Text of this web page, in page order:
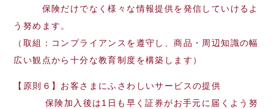
保険だけでなく様々な情報提供を発信していけるよ
う努めます。
（取組：コンプライアンスを遵守し、商品・周辺知識の幅
広い観点から十分な教育制度を構築します）
【原則６】お客さまにふさわしいサービスの提供
保険加入後は1日も早く証券がお手元に届くよう努